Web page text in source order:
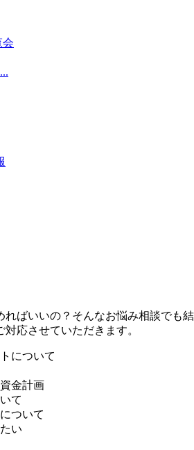
会
ればいいの？そんなお悩み相談でも結
応させていただきます。
について
金計画
て
ついて
い